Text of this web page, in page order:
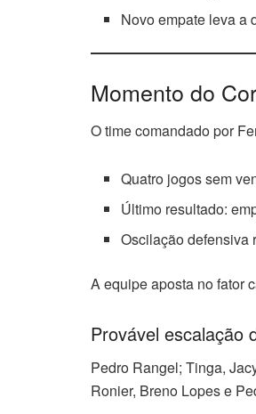
Novo empate leva a
Momento do
O time comandado por
Quatro jogos sem
Último resultado:
Oscilação defensiva
A equipe aposta no fator
Provável escalação
Pedro Rangel; Tinga,
Ronier, Breno Lopes e